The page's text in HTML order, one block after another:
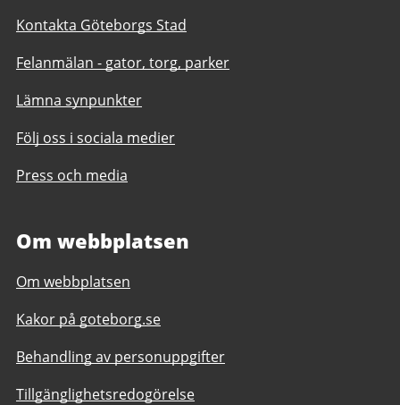
Kontakta Göteborgs Stad
Felanmälan - gator, torg, parker
Lämna synpunkter
Följ oss i sociala medier
Press och media
Om webbplatsen
Om webbplatsen
Kakor på goteborg.se
Behandling av personuppgifter
Tillgänglighetsredogörelse